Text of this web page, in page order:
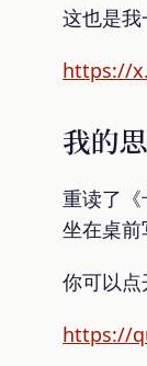
这也是我
https://
我的
重读了
坐在桌前
你可以点
https://